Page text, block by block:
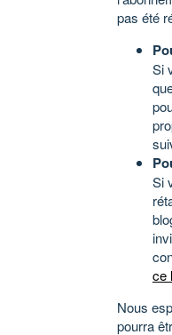
pas été
Si
Si
ce
Nous
pourra